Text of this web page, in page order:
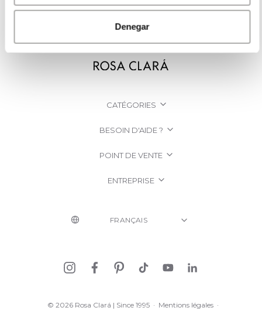
Denegar
CATÉGORIES
BESOIN D'AIDE ?
POINT DE VENTE
ENTREPRISE
© 2026 Rosa Clará | Since 1995 · Mentions légales ·